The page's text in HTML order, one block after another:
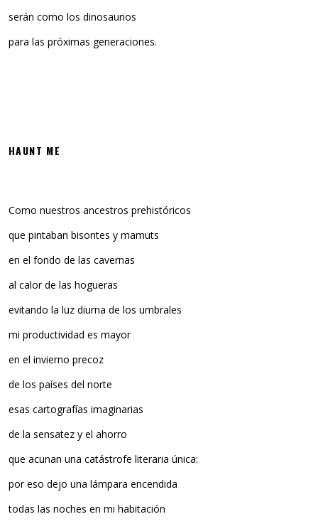
serán como los dinosaurios
para las próximas generaciones.
HAUNT ME
Como nuestros ancestros prehistóricos
que pintaban bisontes y mamuts
en el fondo de las cavernas
al calor de las hogueras
evitando la luz diurna de los umbrales
mi productividad es mayor
en el invierno precoz
de los países del norte
esas cartografías imaginarias
de la sensatez y el ahorro
que acunan una catástrofe literaria única:
por eso dejo una lámpara encendida
todas las noches en mi habitación